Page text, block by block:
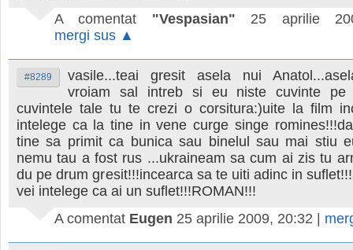
A comentat "Vespasian"
25 aprilie
mergi sus ▲
#8289
vasile...teai gresit asela nui
vroiam sal intreb si eu niste cuvinte pe
cuvintele tale tu te crezi o corsitura:)uite la film
intelege ca la tine in vene curge singe
tine sa primit ca bunica sau binelul sau mai stiu
nemu tau a fost rus ...ukraineam sa cum ai zis tu
du pe drum gresit!!!incearca sa te uiti adinc in
vei intelege ca ai un suflet!!!ROMAN!!!
A comentat Eugen 25 aprilie 2009, 20:32